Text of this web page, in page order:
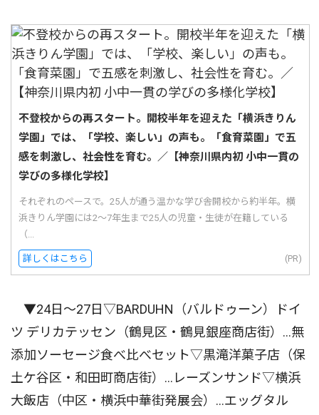
不登校からの再スタート。開校半年を迎えた「横浜きりん
学園」では、「学校、楽しい」の声も。「食育菜園」で五
感を刺激し、社会性を育む。／【神奈川県内初 小中一貫の
学びの多様化学校】
それぞれのペースで。25人が通う温かな学び舎開校から約半年。横
浜きりん学園には2〜7年生まで25人の児童・生徒が在籍している
（...
詳しくはこちら (PR)
▼24日〜27日▽BARDUHN（バルドゥーン）ドイ
ツ デリカテッセン（鶴見区・鶴見銀座商店街）…無
添加ソーセージ食べ比べセット▽黒滝洋菓子店（保
土ケ谷区・和田町商店街）…レーズンサンド▽横浜
大飯店（中区・横浜中華街発展会）…エッグタル